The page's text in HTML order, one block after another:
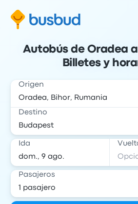
Autobús de Oradea
Billetes y
Origen
Destino
Ida
Pasajeros